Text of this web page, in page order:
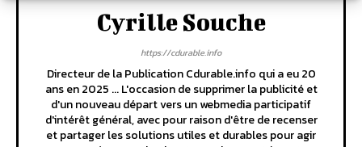
Cyrille Souche
https://cdurable.info
Directeur de la Publication Cdurable.info qui a eu 20
ans en 2025 ... L'occasion de supprimer la publicité et
d'un nouveau départ vers un webmedia participatif
d'intérêt général, avec pour raison d'être de recenser
et partager les solutions utiles et durables pour agir